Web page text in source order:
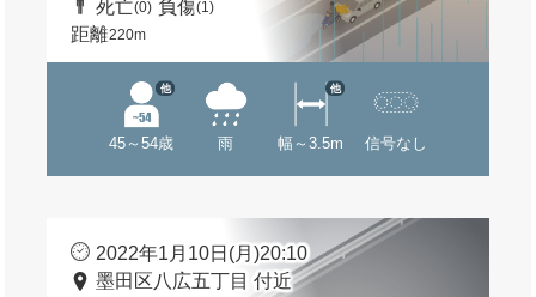
死亡(0) 負傷(1)
距離220m
45～54歳
他
雨 幅～3.5m
他
信号なし
2022年1月10日(月)20:10
墨田区八広五丁目 付近